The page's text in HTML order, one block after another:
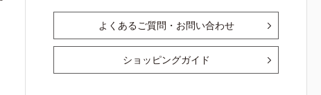
よくあるご質問・お問い合わせ
ショッピングガイド